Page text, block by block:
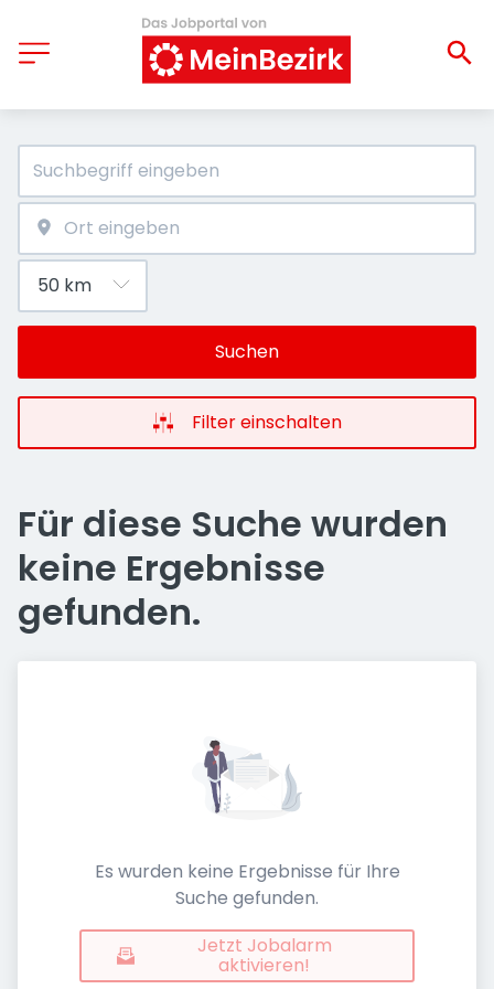
Suchen
Filter einschalten
Für diese Suche wurden
keine Ergebnisse
gefunden.
Es wurden keine Ergebnisse für Ihre
Suche gefunden.
Jetzt Jobalarm
aktivieren!